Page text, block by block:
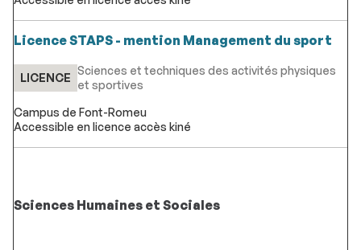
Licence STAPS - mention Management du sport
LICENCE
Sciences et techniques des activités physiques
et sportives
Campus de Font-Romeu
Accessible en licence accès kiné
Sciences Humaines et Sociales